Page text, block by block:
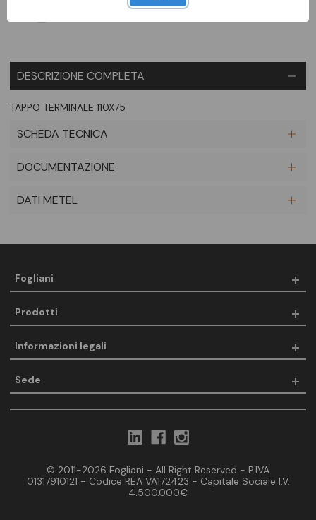
DESCRIZIONE COMPLETA
TAPPO TERMINALE 110X75
SCHEDA TECNICA
DOCUMENTAZIONE
DATI METEL
Fogliani
Prodotti
Informazioni legali
Sede
© 2011-2026 Fogliani - All Right Reserved - P.IVA
01317910121 - Codice REA VA172423 - Capitale Sociale I.V.
4.500.000€